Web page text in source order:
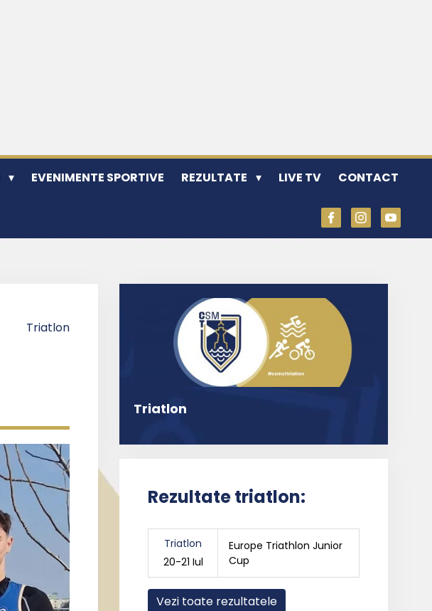
EVENIMENTE SPORTIVE REZULTATE LIVE TV CONTACT
Triatlon
Triatlon
Rezultate triatlon:
Triatlon
20-21 Iul
Europe Triathlon Junior
Cup
Vezi toate rezultatele